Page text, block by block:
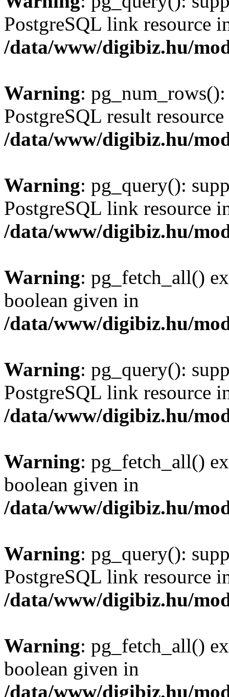
PostgreSQL link resource
/data/www/digibiz.hu/
Warning:
PostgreSQL result
/data/www/digibiz.hu/
Warning: pg_query():
PostgreSQL link resource
/data/www/digibiz.hu/
Warning: pg_fetch_all()
boolean given in
/data/www/digibiz.hu/
Warning: pg_query():
PostgreSQL link resource
/data/www/digibiz.hu/
Warning: pg_fetch_all()
boolean given in
/data/www/digibiz.hu/
Warning: pg_query():
PostgreSQL link resource
/data/www/digibiz.hu/
Warning: pg_fetch_all()
boolean given in
/data/www/digibiz.hu/